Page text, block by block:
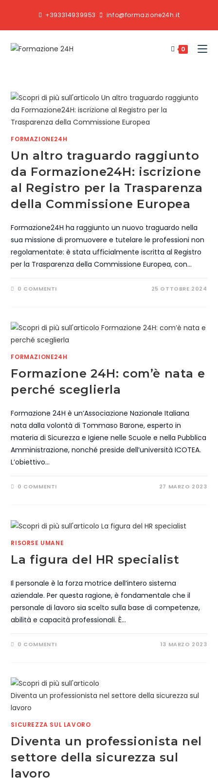
+393314939953 info@formazione24h.it
0
FORMAZIONE24H
Un altro traguardo raggiunto
da Formazione24H: iscrizione
al Registro per la Trasparenza
della Commissione Europea
Formazione24H ha raggiunto un nuovo traguardo nella
sua missione di promuovere e tutelare le professioni non
regolamentate: è stata ufficialmente iscritta al Registro
per la Trasparenza della Commissione Europea, con…
0 COMMENTI 25 OTTOBRE 2024
FORMAZIONE24H
Formazione 24H: com’è nata e
perché sceglierla
Formazione 24H è un’Associazione Nazionale Italiana
nata dalla volontà di Tommaso Barone, esperto in
materia di Sicurezza e Igiene nelle Scuole e nella Pubblica
Amministrazione, nonché preside dell’università ICOTEA.
L’obiettivo…
0 COMMENTI 27 MARZO 2023
RISORSE UMANE
La figura del HR specialist
Il personale è la forza motrice dell’intero sistema
aziendale. Per questa ragione, è fondamentale che il
personale di lavoro sia scelto sulla base di competenze,
abilità e capacità professionali. È…
0 COMMENTI 13 MARZO 2023
SICUREZZA SUL LAVORO
Diventa un professionista nel
settore della sicurezza sul
lavoro